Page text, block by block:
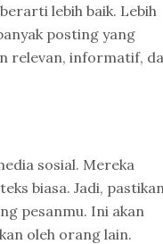
lebih baik. Lebih
posting yang
relevan, informatif,
sosial. Mereka
biasa. Jadi, pastikan
pesanmu. Ini akan
oleh orang lain.